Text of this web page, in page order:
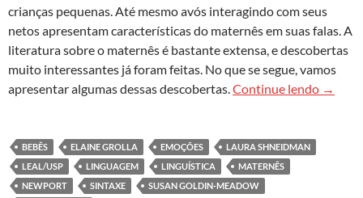
crianças pequenas. Até mesmo avós interagindo com seus
netos apresentam características do maternês em suas falas. A
literatura sobre o maternês é bastante extensa, e descobertas
muito interessantes já foram feitas. No que se segue, vamos
apresentar algumas dessas descobertas.Continue lendo O
→
BEBÊS ELAINE GROLLA EMOÇÕES
LAURA SHNEIDMAN
LEAL/USP
LINGUAGEM LINGUÍSTICA
MATERNÊS
NEWPORT
SINTAXE
SUSAN GOLDIN-MEADOW